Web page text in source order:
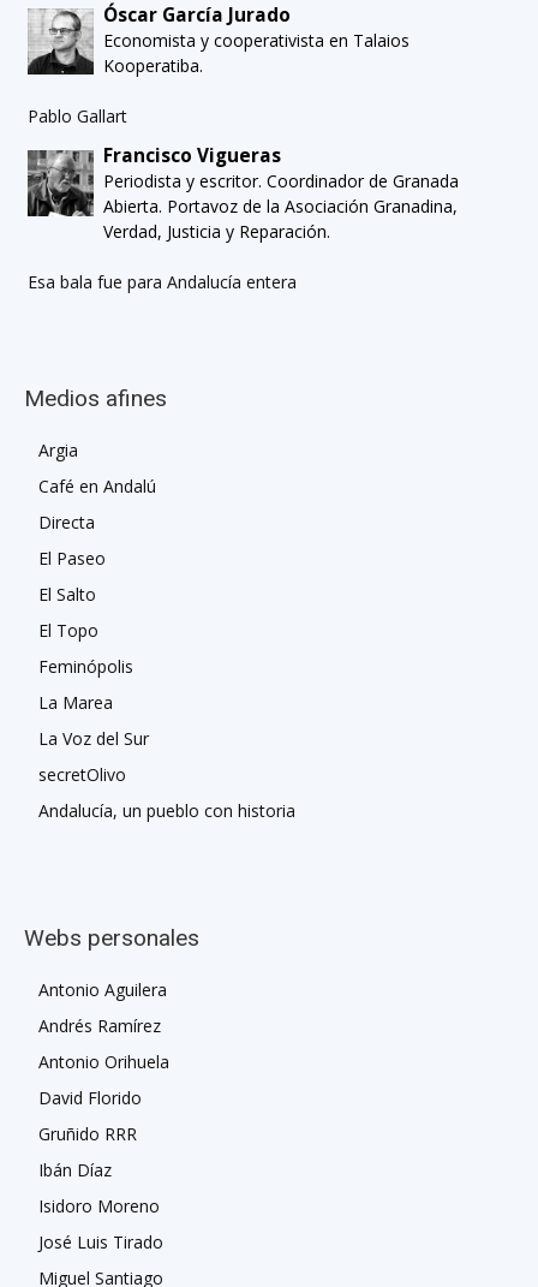
Óscar García Jurado
Economista y cooperativista en Talaios
Kooperatiba.
Pablo Gallart
Francisco Vigueras
Periodista y escritor. Coordinador de Granada
Abierta. Portavoz de la Asociación Granadina,
Verdad, Justicia y Reparación.
Esa bala fue para Andalucía entera
Medios afines
Argia
Café en Andalú
Directa
El Paseo
El Salto
El Topo
Feminópolis
La Marea
La Voz del Sur
secretOlivo
Andalucía, un pueblo con historia
Webs personales
Antonio Aguilera
Andrés Ramírez
Antonio Orihuela
David Florido
Gruñido RRR
Ibán Díaz
Isidoro Moreno
José Luis Tirado
Miguel Santiago